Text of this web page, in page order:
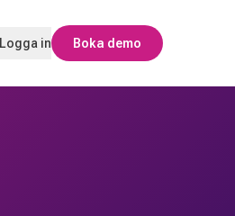
Logga in Boka demo